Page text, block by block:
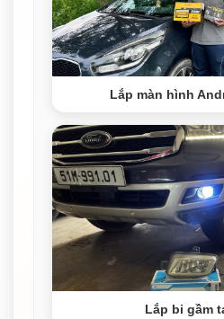
Lắp màn hình
Lắp bi gầm